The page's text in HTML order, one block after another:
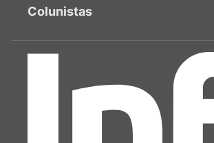
Colunistas